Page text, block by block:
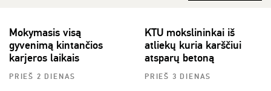
Mokymasis visą
gyvenimą kintančios
karjeros laikais
PRIEŠ 2 DIENAS
KTU mokslininkai iš
atliekų kuria karščiui
atsparų betoną
PRIEŠ 3 DIENAS